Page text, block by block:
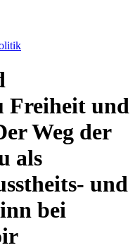
Freiheit und
Weg der
als
und
bei